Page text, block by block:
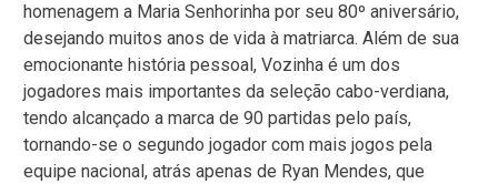
homenagem a Maria Senhorinha por seu 80º aniversário,
desejando muitos anos de vida à matriarca. Além de sua
emocionante história pessoal, Vozinha é um dos
jogadores mais importantes da seleção cabo-verdiana,
tendo alcançado a marca de 90 partidas pelo país,
tornando-se o segundo jogador com mais jogos pela
equipe nacional, atrás apenas de Ryan Mendes, que